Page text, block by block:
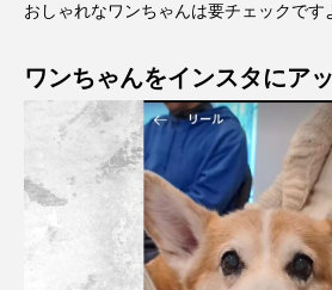
おしゃれなワンちゃんは要チェックです
ワンちゃんをインスタにア